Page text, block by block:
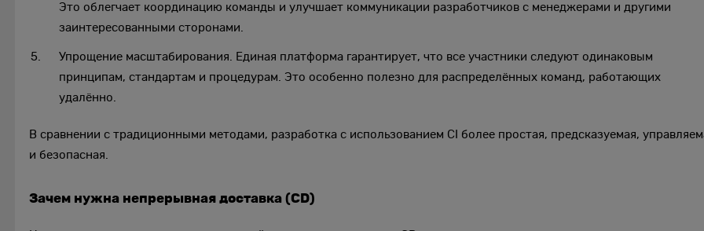
Это облегчает координацию команды и улучшает коммуникации разработчиков с менеджерами и другими
заинтересованными сторонами.
Упрощение масштабирования. Единая платформа гарантирует, что все участники следуют одинаковым
принципам, стандартам и процедурам. Это особенно полезно для распределённых команд, работающих
удалённо.
В сравнении с традиционными методами, разработка с использованием CI более простая, предсказуемая,
и безопасная.
Зачем нужна непрерывная доставка (CD)